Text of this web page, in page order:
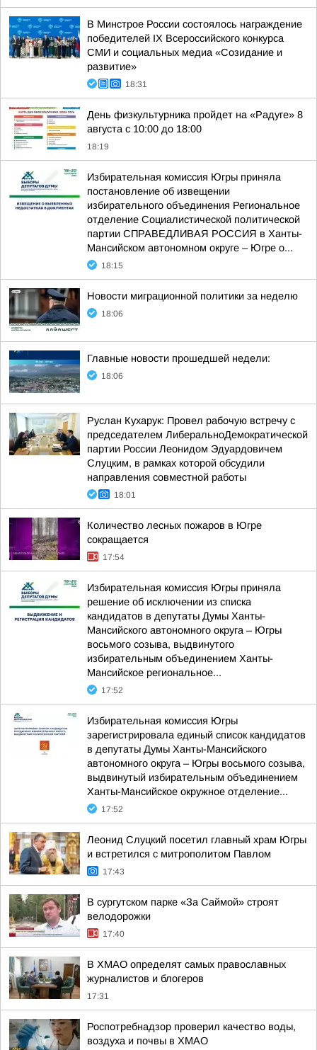
В Минстрое России состоялось награждение
победителей IX Всероссийского конкурса
СМИ и социальных медиа «Созидание и
развитие»
18:31
День физкультурника пройдет на «Радуге» 8
августа с 10:00 до 18:00
18:19
Избирательная комиссия Югры приняла
постановление об извещении
избирательного объединения Региональное
отделение Социалистической политической
партии СПРАВЕДЛИВАЯ РОССИЯ в Ханты-
Мансийском автономном округе – Югре о...
18:15
Новости миграционной политики за неделю
18:06
Главные новости прошедшей недели:
18:06
Руслан Кухарук: Провел рабочую встречу с
председателем ЛиберальноДемократической
партии России Леонидом Эдуардовичем
Слуцким, в рамках которой обсудили
направления совместной работы
18:01
Количество лесных пожаров в Югре
сокращается
17:54
Избирательная комиссия Югры приняла
решение об исключении из списка
кандидатов в депутаты Думы Ханты-
Мансийского автономного округа – Югры
восьмого созыва, выдвинутого
избирательным объединением Ханты-
Мансийское региональное...
17:52
Избирательная комиссия Югры
зарегистрировала единый список кандидатов
в депутаты Думы Ханты-Мансийского
автономного округа – Югры восьмого созыва,
выдвинутый избирательным объединением
Ханты-Мансийское окружное отделение...
17:52
Леонид Слуцкий посетил главный храм Югры
и встретился с митрополитом Павлом
17:43
В сургутском парке «За Саймой» строят
велодорожки
17:40
В ХМАО определят самых православных
журналистов и блогеров
17:31
Роспотребнадзор проверил качество воды,
воздуха и почвы в ХМАО